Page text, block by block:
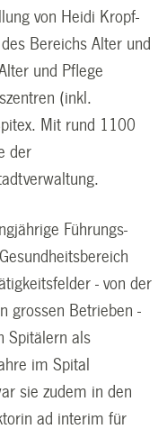
von Heidi Kropf-
Bereichs Alter und
und Pflege
(inkl.
Mit rund 1100
der
Führungs-
- von der
grossen Betrieben -
Spitälern als
im Spital
sie zudem in den
ad interim für